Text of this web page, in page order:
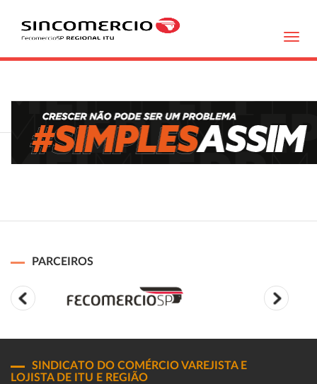
PARCEIROS
SINDICATO DO COMÉRCIO VAREJISTA E
LOJISTA DE ITU E REGIÃO